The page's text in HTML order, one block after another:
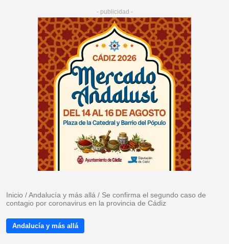
- publicidad -
Inicio /Andalucía y más allá / Se confirma el segundo caso de
contagio por coronavirus en la provincia de Cádiz
Andalucía y más allá